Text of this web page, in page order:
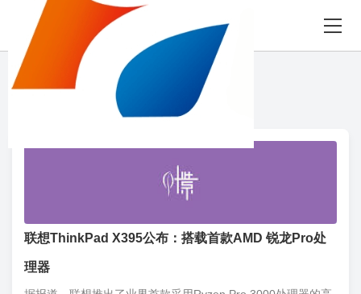
8月09日 星期日
“Ryzen”相关 6 条
联想ThinkPad X395公布：搭载首款AMD 锐龙Pro处
理器